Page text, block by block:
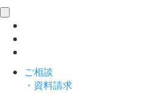
toggle
navigation
ご相談
・資料請求